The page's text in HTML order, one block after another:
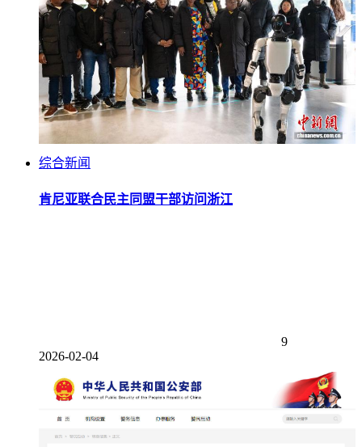
综合新闻
肯尼亚联合民主同盟干部访问浙江
9
2026-02-04